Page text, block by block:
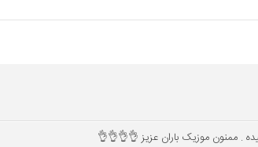
ممنون موزیک باران عزیز 👌👌👌👌